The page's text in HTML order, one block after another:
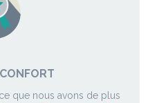
que nous avons de plus